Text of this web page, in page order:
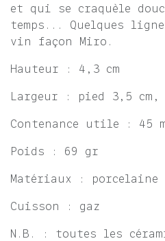
et qui se craquèle
temps... Quelques
vin façon Miro.
Hauteur : 4,3 cm
Largeur : pied 3,5 cm,
Contenance utile : 45
Poids : 69 gr
Matériaux : porcelaine
Cuisson : gaz
N.B. : toutes les